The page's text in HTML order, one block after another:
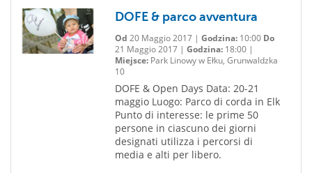
DOFE & parco avventura
Od 20 Maggio 2017 | Godzina:10:00 Do
21 Maggio 2017 | Godzina:18:00 |
Miejsce:Park Linowy w Ełku, Grunwaldzka
10
DOFE & Open Days Data: 20-21
maggio Luogo: Parco di corda in Elk
Punto di interesse: le prime 50
persone in ciascuno dei giorni
designati utilizza i percorsi di
media e alti per libero.